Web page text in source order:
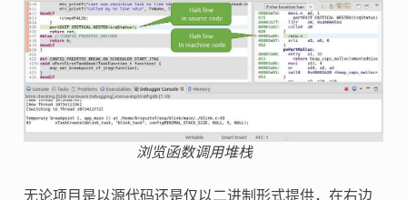
浏览函数调用堆栈
无论项目是以源代码还是仅以二进制形式提供，在右边